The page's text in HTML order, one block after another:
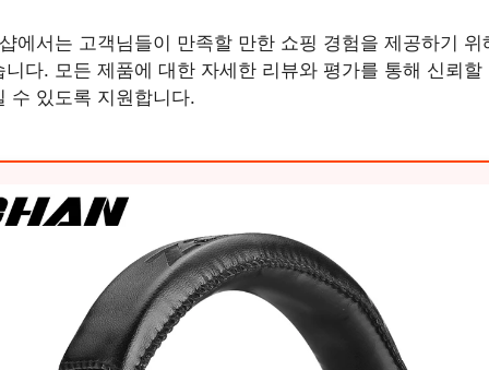
에서는 고객님들이 만족할 만한 쇼핑 경험을 제공하기 위
니다. 모든 제품에 대한 자세한 리뷰와 평가를 통해 신뢰할
수 있도록 지원합니다.